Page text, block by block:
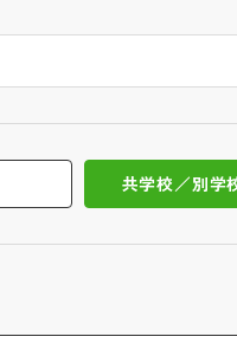
共学校／別学